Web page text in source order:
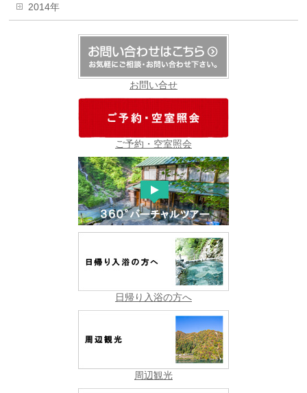
2014年
お問い合せ
ご予約・空室照会
日帰り入浴の方へ
周辺観光